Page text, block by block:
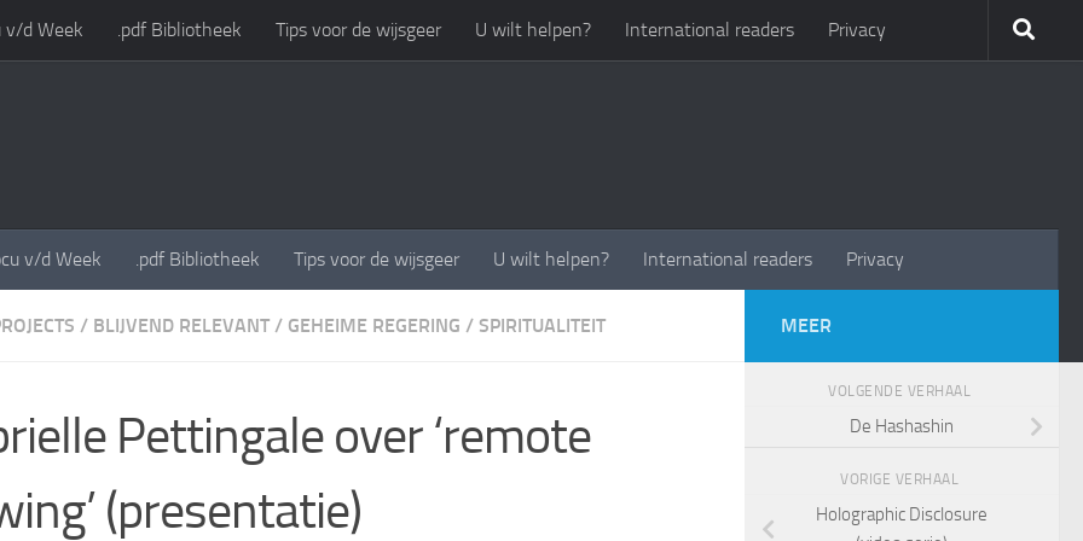
v/d Week .pdf Bibliotheek Tips voor de wijsgeer U wilt helpen? International readers Privacy
v/d Week .pdf Bibliotheek Tips voor de wijsgeer U wilt helpen? International readers Privacy
/ BLIJVEND RELEVANT / GEHEIME REGERING / SPIRITUALITEIT
Pettingale over ‘remote
(presentatie)
MEER
VOLGENDE VERHAAL
De Hashashin
VORIGE VERHAAL
Holographic Disclosure